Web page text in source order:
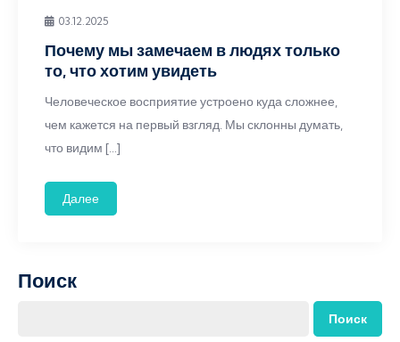
03.12.2025
Почему мы замечаем в людях только
то, что хотим увидеть
Человеческое восприятие устроено куда сложнее,
чем кажется на первый взгляд. Мы склонны думать,
что видим […]
Далее
Поиск
Поиск